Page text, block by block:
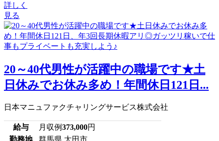
詳しく
見る
20～40代男性が活躍中の職場です★土
日休みでお休み多め！年間休日121日...
日本マニュファクチャリングサービス株式会社
給与 月収例373,000円
勤務地
群馬県 太田市